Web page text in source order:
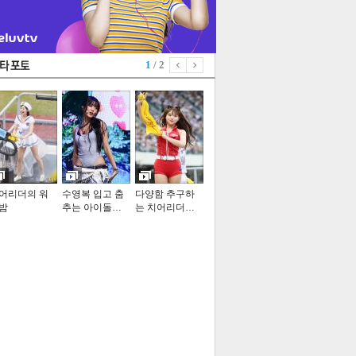
1 / 2
리더의 워
수영복 입고 춤
추는 아이돌…
다양함 추구하
는 치어리더…